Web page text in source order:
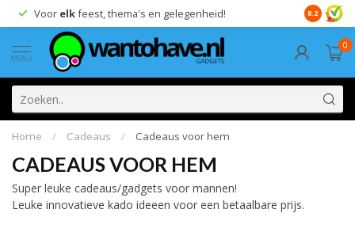
Voor elkfeest, thema's en gelegenheid! 8.2
MENU
0
Home / Cadeaus / Cadeaus voor hem
CADEAUS VOOR HEM
Super leuke cadeaus/gadgets voor mannen!
Leuke innovatieve kado ideeen voor een betaalbare prijs.